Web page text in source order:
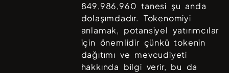
849,986,960 tanesi şu anda
dolaşımdadır. Tokenomiyi
anlamak, potansiyel yatırımcılar
için önemlidir çünkü tokenin
dağıtımı ve mevcudiyeti
hakkında bilgi verir, bu da